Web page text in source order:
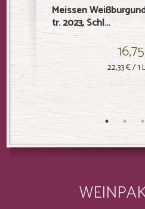
Meissen
tr. 2023, Schl...
22,33 €/ 1